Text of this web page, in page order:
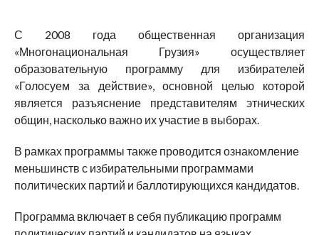
С 2008 года общественная организация
«Многонациональная Грузия» осуществляет
образовательную программу для избирателей
«Голосуем за действие», основной целью которой
является разъяснение представителям этнических
общин, насколько важно их участие в выборах.
В рамках программы также проводится ознакомление
меньшинств с избирательными программами
политических партий и баллотирующихся кандидатов.
Программа включает в себя публикацию программ